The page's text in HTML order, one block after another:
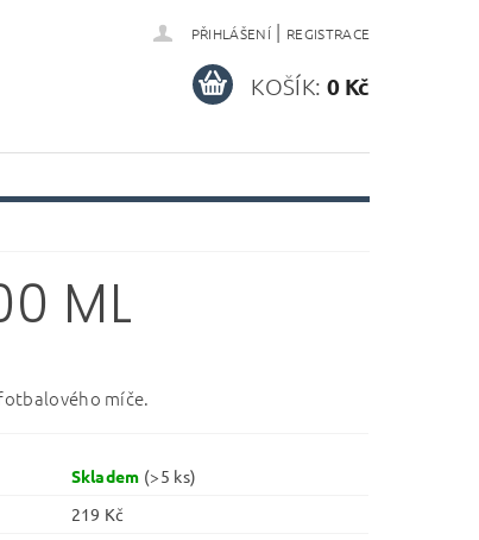
PŘIHLÁŠENÍ | REGISTRACE
KOŠÍK: 0 Kč
ML
míče.
Skladem (>5 ks)
219 Kč